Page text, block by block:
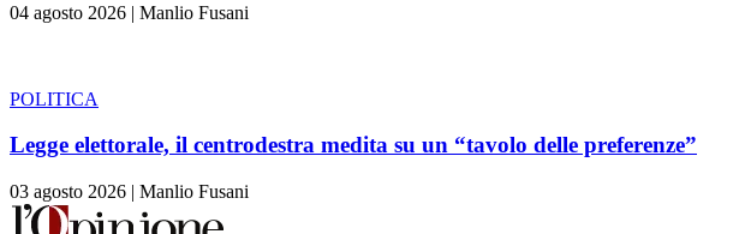
04 agosto 2026 | Manlio Fusani
POLITICA
Legge elettorale, il centrodestra medita su un “tavolo delle preferenze”
03 agosto 2026 | Manlio Fusani